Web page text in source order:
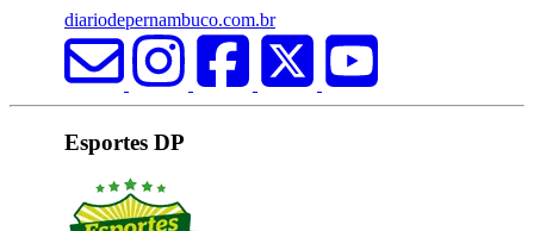
diariodepernambuco.com.br
Esportes DP